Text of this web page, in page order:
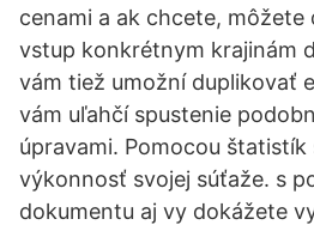
cenami a ak chcete,
vstup konkrétnym krajinám
vám tiež umožní duplikovať
vám uľahčí spustenie
úpravami. Pomocou
výkonnosť svojej súťaže. s
dokumentu aj vy dokážete